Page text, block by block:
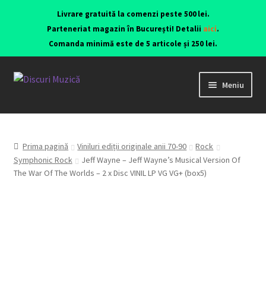
Livrare gratuită la comenzi peste 500 lei.
Parteneriat magazin în București! Detalii aici.
Comanda minimă este de 5 articole și 250 lei.
Meniu
Viniluri ediții originale anii 70-90
CD-uri originale
Contact
Prima pagină Viniluri ediții originale anii 70-90
Rock
Symphonic Rock
Jeff Wayne – Jeff Wayne’s Musical Version Of
The War Of The Worlds – 2 x Disc VINIL LP VG VG+ (box5)